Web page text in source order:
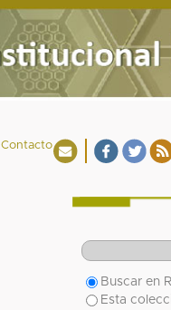
Contacto
Buscar en RI
Esta